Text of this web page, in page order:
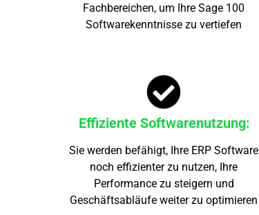
Fachbereichen, um Ihre Sage 100
Softwarekenntnisse zu vertiefen
Effiziente Softwarenutzung:
Sie werden befähigt, Ihre ERP Software
noch effizienter zu nutzen, Ihre
Performance zu steigern und
Geschäftsabläufe weiter zu optimieren